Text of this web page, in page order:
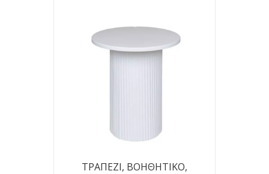
ΤΡΑΠΕΖΙ, BOHΘΗΤΙΚΟ,